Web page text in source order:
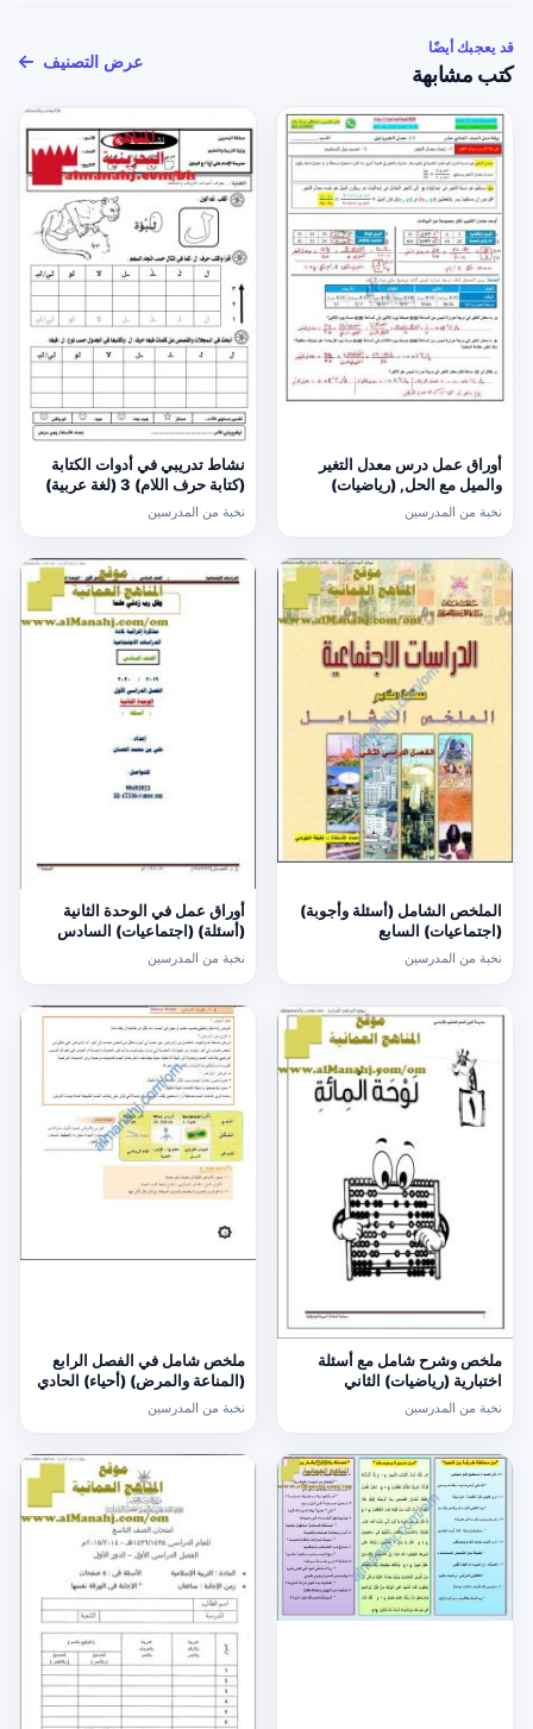
قد يعجبك أيضًا
كتب مشابهة
عرض التصنيف
أوراق عمل درس معدل التغير
والميل مع الحل, (رياضيات)
الحادي عشر العام
نخبة من المدرسين
نشاط تدريبي في أدوات الكتابة
(كتابة حرف اللام) 3 (لغة عربية)
نخبة من المدرسين
الملخص الشامل (أسئلة وأجوبة)
(اجتماعيات) السابع
نخبة من المدرسين
أوراق عمل في الوحدة الثانية
(أسئلة) (اجتماعيات) السادس
نخبة من المدرسين
ملخص وشرح شامل مع أسئلة
اختبارية (رياضيات) الثاني
نخبة من المدرسين
ملخص شامل في الفصل الرابع
(المناعة والمرض) (أحياء) الحادي
نخبة من المدرسين